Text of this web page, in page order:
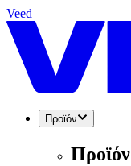
Veed
Προϊόν
Προϊόν